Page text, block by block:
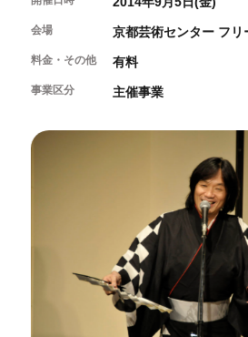
図書室・情報コーナー
カフェ・ショップ
よくあるご質問
取材／視察・見学／撮影
月間スケジュール
センターのプログラム・事業
制作室を使う
制作室について
制作室の設備
ボランティア・サポーター
京都芸術センターについて
京都芸術センターってどんなところ？
京都芸術センターの歩み
概要・理念・運営体制
連携事業のご案内
お問い合わせ
サイトポリシー&プライバシーポリシ
会場 京都芸術センター フリ
料金・その他 有料
事業区分 主催事業